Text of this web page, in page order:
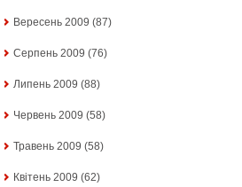
Вересень 2009 (87)
Серпень 2009 (76)
Липень 2009 (88)
Червень 2009 (58)
Травень 2009 (58)
Квітень 2009 (62)